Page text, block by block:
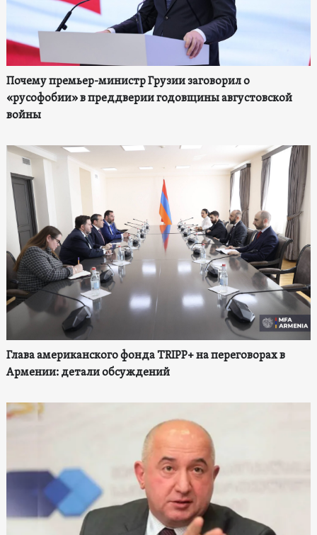
Почему премьер-министр Грузии заговорил о
«русофобии» в преддверии годовщины августовской
войны
Глава американского фонда TRIPP+ на переговорах в
Армении: детали обсуждений